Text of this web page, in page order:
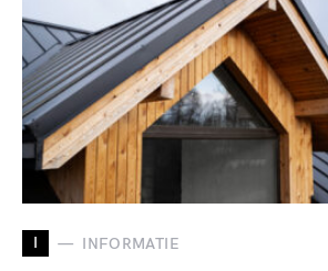
I INFORMATIE